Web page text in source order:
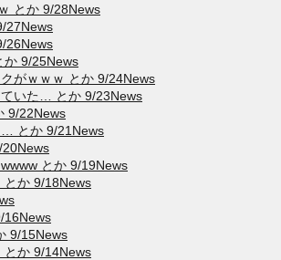
とか 9/28News
27News
26News
か 9/25News
がｗｗｗ とか 9/24News
ていた… とか 9/23News
9/22News
とか 9/21News
20News
とか 9/19News
とか 9/18News
16News
9/15News
とか 9/14News